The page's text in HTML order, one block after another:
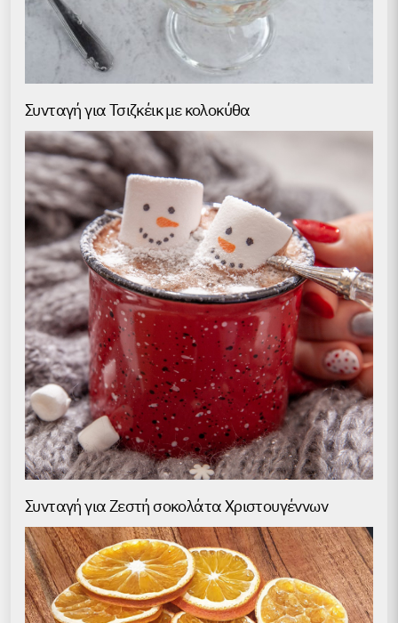
Συνταγή για Τσιζκέικ με κολοκύθα
Συνταγή για Ζεστή σοκολάτα Χριστουγέννων